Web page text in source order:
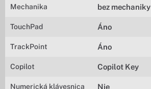
Mechanika bez mechaniky
TouchPad Áno
TrackPoint Áno
Copilot Copilot Key
Numerická klávesnica Nie